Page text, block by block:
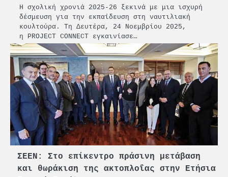
Η σχολική χρονιά 2025-26 ξεκινά με μια ισχυρή
δέσμευση για την εκπαίδευση στη ναυτιλιακή
κουλτούρα. Τη Δευτέρα, 24 Νοεμβρίου 2025,
η PROJECT CONNECT εγκαινίασε…
ΣΕΕΝ: Στο επίκεντρο πράσινη μετάβαση
και θωράκιση της ακτοπλοΐας στην Ετήσια
Ένωση Πλοιοκτητών Ρυμουλκών:
«Η ασφάλεια δεν μπορεί να
αποτελεί αντικείμενο
πολιτικών συμβιβασμών»
5
Πανεπιστήμιο Αιγαίου:
Πρωτοποριακό ναυτιλιακό
strategic debate
O Sir Στέλιου Χατζηιωάννου
επίτημος δημότης Σπετσών
2
υπεύθυνη ανάπτυξη και τη
βιώσιμη επιχειρηματικότητα